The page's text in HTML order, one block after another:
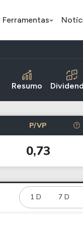
Ferramentas
BDR
JBS
Stocks
Tesla
Apple
Resumo
P/VP
0,73
1 D 7 D